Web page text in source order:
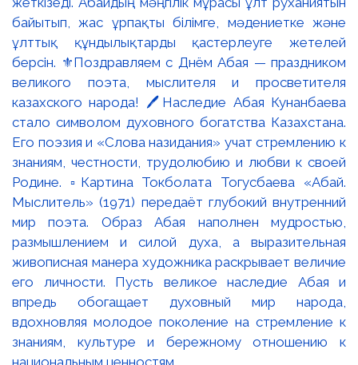
байытып, жас ұрпақты білімге, мәдениетке және
ұлттық құндылықтарды қастерлеуге жетелей
берсін. ⚜️Поздравляем с Днём Абая — праздником
великого поэта, мыслителя и просветителя
казахского народа! 🖊️Наследие Абая Кунанбаева
стало символом духовного богатства Казахстана.
Его поэзия и «Слова назидания» учат стремлению к
знаниям, честности, трудолюбию и любви к своей
Родине. ▫️Картина Токболата Тогусбаева «Абай.
Мыслитель» (1971) передаёт глубокий внутренний
мир поэта. Образ Абая наполнен мудростью,
размышлением и силой духа, а выразительная
живописная манера художника раскрывает величие
его личности. Пусть великое наследие Абая и
впредь обогащает духовный мир народа,
вдохновляя молодое поколение на стремление к
знаниям, культуре и бережному отношению к
национальным ценностям.